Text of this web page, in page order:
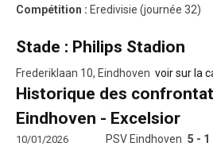
Compétition : Eredivisie (journée 32)
Stade : Philips Stadion
Frederiklaan 10, Eindhoven voir sur la
Historique des
Eindhoven - Excelsior
10/01/2026 PSV Eindhoven 5 - 1